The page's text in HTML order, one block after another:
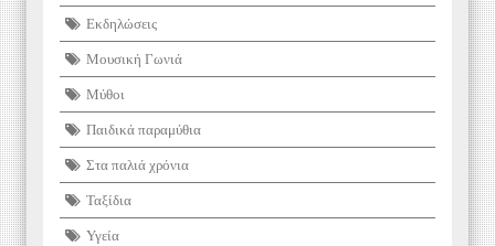
Εκδηλώσεις
Μουσική Γωνιά
Μύθοι
Παιδικά παραμύθια
Στα παλιά χρόνια
Ταξίδια
Υγεία